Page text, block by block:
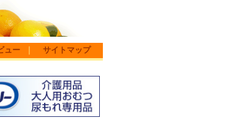
ュー サイトマップ